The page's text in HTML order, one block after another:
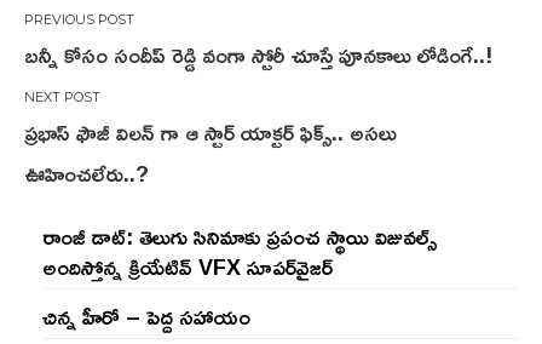
Post
navigation
బన్నీ కోసం సందీప్ రెడ్డి వంగా స్టోరీ చూస్తే పూన‌కాలు లోడింగే..!
ప్రభాస్ ఫౌజీ విలన్ గా ఆ స్టార్ యాక్టర్ ఫిక్స్.. అసలు
ఊహించలేరు..?
రాంజీ డాట్: తెలుగు సినిమాకు ప్రపంచ స్థాయి విజువల్స్
అందిస్తోన్న క్రియేటివ్ VFX సూపర్‌వైజర్
చిన్న హీరో – పెద్ద సహాయం